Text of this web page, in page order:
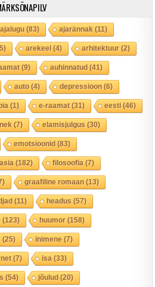
ajalugu(83) ajarännak (11)
arekeel(4) arhitektuur(2)
(9) auhinnatud(41)
auto(4) depressioon(6)
(1) e-raamat(31) eesti(46)
(7) elamisjulgus (30)
emotsioonid(83)
(182) filosoofia (7)
graafiline romaan(13)
(11) headus (57)
(123) huumor(158)
(25) inimene (7)
(7) isa (33)
(54) jõulud(20)